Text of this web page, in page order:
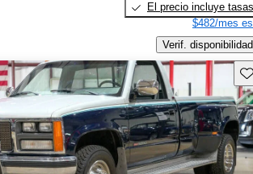
El precio incluye tasas
$482/mes
Verif. disponibilidad